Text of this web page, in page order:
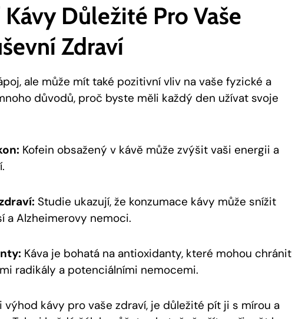
Kávy Důležité Pro Vaše
Zdraví
ale může mít také pozitivní vliv na vaše fyzické a
důvodů, proč byste měli každý den užívat svoje
Kofein obsažený v kávě může zvýšit vaši energii a
Studie ukazují, že konzumace kávy může snížit
a Alzheimerovy nemoci.
Káva je bohatá na antioxidanty, které mohou chránit
radikály a potenciálními nemocemi.
kávy pro vaše zdraví, je důležité pít ji s mírou a